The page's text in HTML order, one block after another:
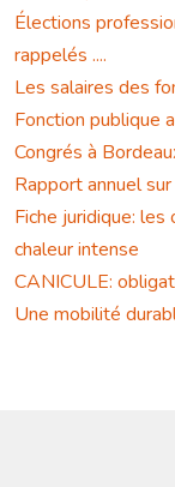
Élections
rappelés ....
Les salaires des
Fonction publique
Congrés à
Rapport annuel
Fiche juridique:
chaleur intense
CANICULE:
Une mobilité